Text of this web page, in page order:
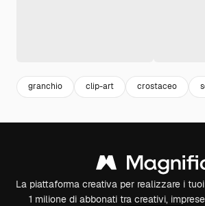
granchio clip-art crostaceo
La piattaforma creativa per realizzare i
1 milione di abbonati tra creativi,